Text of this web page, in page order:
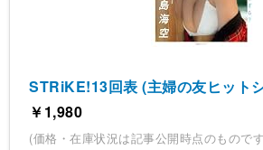
STRiKE!13回表 (主婦の友ヒット
￥1,980
(価格・在庫状況は記事公開時点のもので